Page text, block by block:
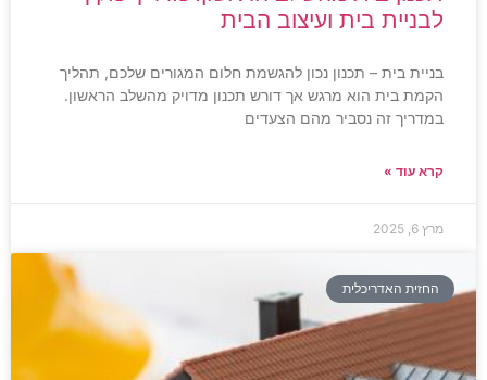
לבניית בית ועיצוב הבית
בניית בית – תכנון נכון להגשמת חלום המגורים שלכם, תהליך
הקמת בית הוא מרגש אך דורש תכנון מדויק מהשלב הראשון.
במדריך זה נסביר מהם הצעדים
קרא עוד »
מרץ 6, 2025
החזית האדריכלית